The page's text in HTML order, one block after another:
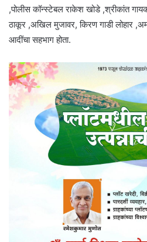
,पोलीस कॉन्स्टेबल राकेश खोडे ,श्रीकांत
ठाकूर ,अखिल मुजावर, किरण गाडी लोहार
आदींचा सहभाग होता.